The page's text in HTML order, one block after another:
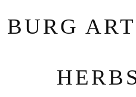
BURG